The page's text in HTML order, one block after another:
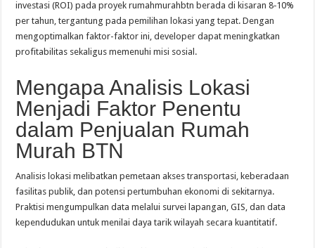
investasi (ROI) pada proyek rumahmurahbtn berada di kisaran 8‑10%
per tahun, tergantung pada pemilihan lokasi yang tepat. Dengan
mengoptimalkan faktor-faktor ini, developer dapat meningkatkan
profitabilitas sekaligus memenuhi misi sosial.
Mengapa Analisis Lokasi
Menjadi Faktor Penentu
dalam Penjualan Rumah
Murah BTN
Analisis lokasi melibatkan pemetaan akses transportasi, keberadaan
fasilitas publik, dan potensi pertumbuhan ekonomi di sekitarnya.
Praktisi mengumpulkan data melalui survei lapangan, GIS, dan data
kependudukan untuk menilai daya tarik wilayah secara kuantitatif.